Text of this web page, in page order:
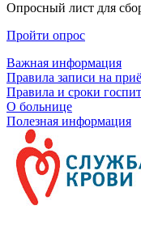
Опросный лист для
Пройти опрос
Важная информация
Правила записи на
Правила и сроки
О больнице
Полезная информация